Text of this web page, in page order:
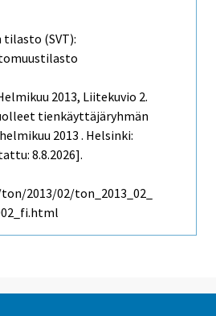
(SVT):
2013, Liitekuvio 2.
tienkäyttäjäryhmän
2013 . Helsinki:
8.8.2026].
2013/02/ton_2013_02_